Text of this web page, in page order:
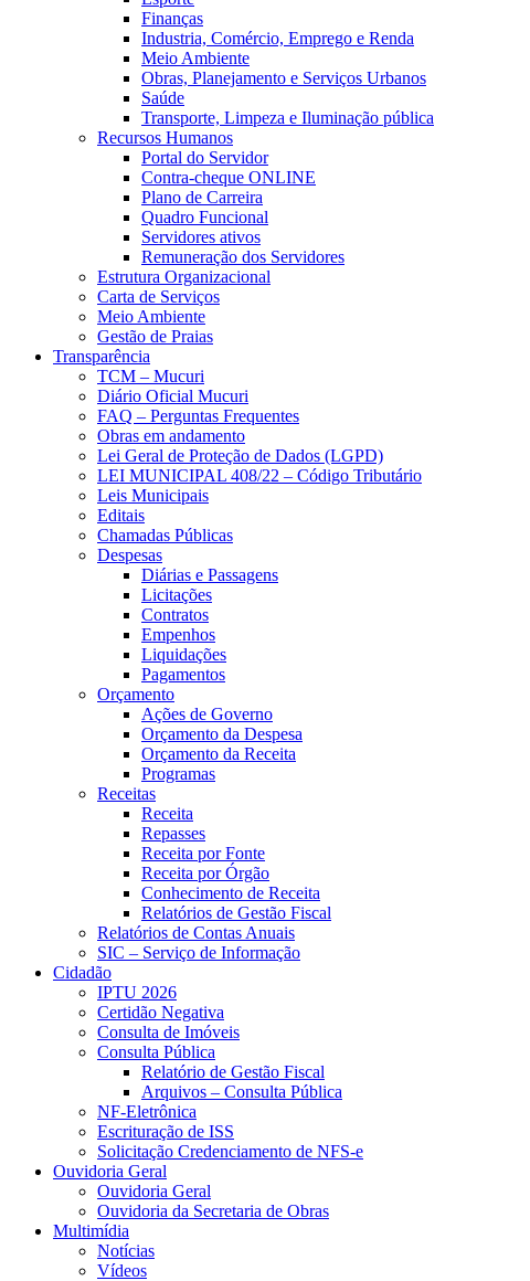
Finanças
Industria, Comércio, Emprego e Renda
Meio Ambiente
Obras, Planejamento e Serviços Urbanos
Saúde
Transporte, Limpeza e Iluminação pública
Recursos Humanos
Portal do Servidor
Contra-cheque ONLINE
Plano de Carreira
Quadro Funcional
Servidores ativos
Remuneração dos Servidores
Estrutura Organizacional
Carta de Serviços
Meio Ambiente
Gestão de Praias
Transparência
TCM – Mucuri
Diário Oficial Mucuri
FAQ – Perguntas Frequentes
Obras em andamento
Lei Geral de Proteção de Dados (LGPD)
LEI MUNICIPAL 408/22 – Código Tributário
Leis Municipais
Editais
Chamadas Públicas
Despesas
Diárias e Passagens
Licitações
Contratos
Empenhos
Liquidações
Pagamentos
Orçamento
Ações de Governo
Orçamento da Despesa
Orçamento da Receita
Programas
Receitas
Receita
Repasses
Receita por Fonte
Receita por Órgão
Conhecimento de Receita
Relatórios de Gestão Fiscal
Relatórios de Contas Anuais
SIC – Serviço de Informação
Cidadão
IPTU 2026
Certidão Negativa
Consulta de Imóveis
Consulta Pública
Relatório de Gestão Fiscal
Arquivos – Consulta Pública
NF-Eletrônica
Escrituração de ISS
Solicitação Credenciamento de NFS-e
Ouvidoria Geral
Ouvidoria Geral
Ouvidoria da Secretaria de Obras
Multimídia
Notícias
Vídeos